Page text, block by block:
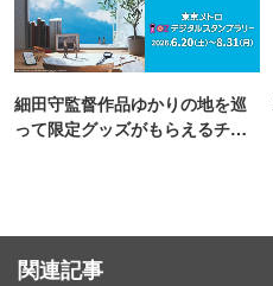
細田守監督作品ゆかりの地を巡
って限定グッズがもらえるチャ
関連記事